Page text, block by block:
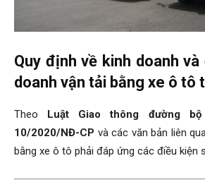
Quy định về kinh doanh
doanh vận tải bằng xe ô tô
Theo Luật Giao thông đường bộ
10/2020/NĐ-CP và các văn bản liên
bằng xe ô tô phải đáp ứng các điều kiện